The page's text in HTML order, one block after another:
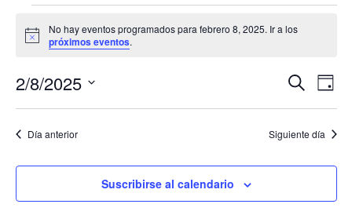
Eventos
en
febrero
8,
2025
Aviso
No hay eventos programados para febrero 8, 2025. Ir a los
próximos eventos.
de
Buscar
Día
2/8/2025
fecha.
Día anterior Siguiente día
Suscribirse al calendario